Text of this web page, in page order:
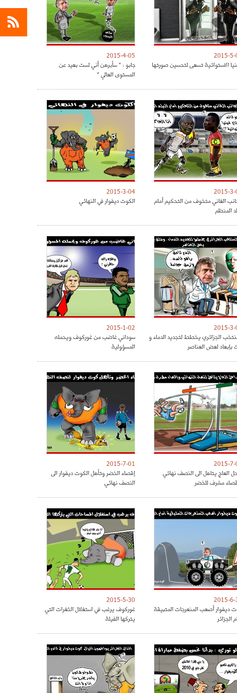
2015-5-
الاستوائية تسعى لتحسين صورتها
2015-4-05
جابو : " سأبرهن أني لست بعيد عن
المستوى العالي "
2015-3-
الغاني متخوف من التحكيم أمام
المنظم
2015-3-04
الكوت ديفوار في النهائي
2015-3-
الجزائري يخطط لتجديد الدماء و
بإبعاد لعض العناصر
2015-1-02
سوداني غاضب من غوركوف ويحمله
المسؤولية
2015-7-
العاج يتاهل الى النصف نهائي
مشرف للخضر
2015-7-01
إقصاء الخضر وتأهل الكوت ديفوار الى
النصف نهائي
2015-6-
ديفوار أصعب المنعرجات المتبيقة
الجزائر
2015-5-30
غوركوف يرغب في استغلال الثغرات التي
يتركها الفيلة